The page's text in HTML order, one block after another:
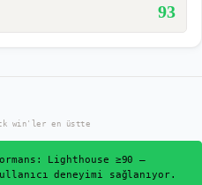
93
win'ler en üstte
Lighthouse ≥90 —
deneyimi sağlanıyor.